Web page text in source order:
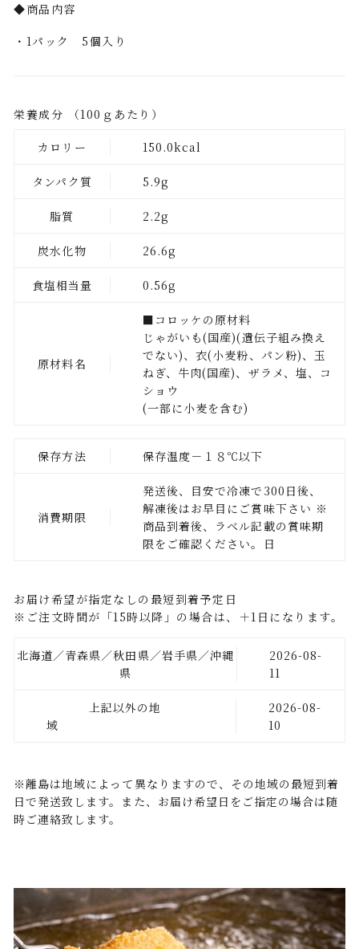
◆商品内容
・1パック 5個入り
栄養成分 （100ｇあたり）
カロリー 150.0kcal
タンパク質 5.9g
脂質 2.2g
炭水化物 26.6g
食塩相当量 0.56g
原材料名
■コロッケの原材料
じゃがいも(国産)(遺伝子組み換え
でない)、衣(小麦粉、パン粉)、玉
ねぎ、牛肉(国産)、ザラメ、塩、コ
ショウ
(一部に小麦を含む)
保存方法 保存温度－１８℃以下
消費期限
発送後、目安で冷凍で300日後、
解凍後はお早目にご賞味下さい ※
商品到着後、ラベル記載の賞味期
限をご確認ください。日
お届け希望が指定なしの最短到着予定日
※ご注文時間が「15時以降」の場合は、＋1日になります。
北海道／青森県／秋田県／岩手県／沖縄
県
2026-08-
11
上記以外の地
域
2026-08-
10
※離島は地域によって異なりますので、その地域の最短到着
日で発送致します。また、お届け希望日をご指定の場合は随
時ご連絡致します。